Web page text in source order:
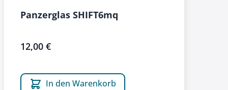
Panzerglas SHIFT6mq
12,00 €
In den Warenkorb